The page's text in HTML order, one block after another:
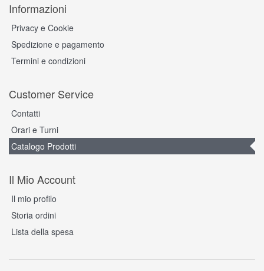
Informazioni
Privacy e Cookie
Spedizione e pagamento
Termini e condizioni
Customer Service
Contatti
Orari e Turni
Catalogo Prodotti
Il Mio Account
Il mio profilo
Storia ordini
Lista della spesa